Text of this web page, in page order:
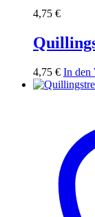
4,75 €
4,75 € In den